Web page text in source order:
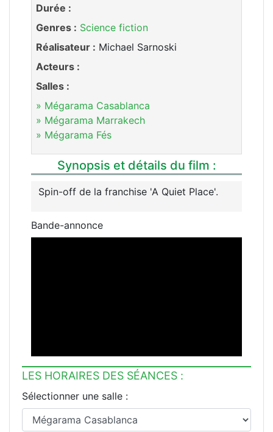
Durée :
Genres : Science fiction
Réalisateur : Michael Sarnoski
Acteurs :
Salles :
» Mégarama Casablanca
» Mégarama Marrakech
» Mégarama Fés
Synopsis et détails du film :
Spin-off de la franchise 'A Quiet Place'.
Bande-annonce
LES HORAIRES DES SÉANCES :
Sélectionner une salle :